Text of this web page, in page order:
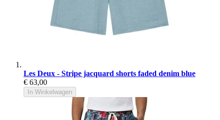
Les Deux - Stripe jacquard shorts faded denim blue
€ 63,00
In Winkelwagen